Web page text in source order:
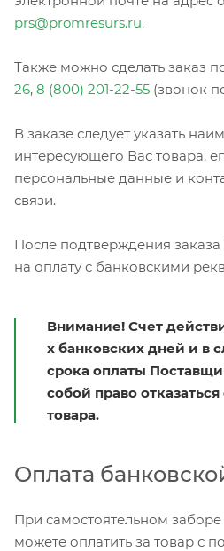
prs@promresurs.ru.
Также можно сделать заказ
26, 8 (800) 201-22-55 (звонок
В заказе следует указать
интересующего Вас товара,
персональные данные и
связи.
После подтверждения
на оплату с банковскими
Внимание! Счет
х банковских дней и в
срока оплаты
собой право отказаться
товара.
Оплата
При самостоятельном заборе
можете оплатить за товар с